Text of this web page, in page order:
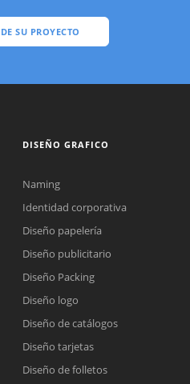
SU PROYECTO
DISEÑO GRAFICO
Naming
Identidad corporativa
Diseño papelería
Diseño publicitario
Diseño Packing
Diseño logo
Diseño de catálogos
Diseño tarjetas
Diseño de folletos